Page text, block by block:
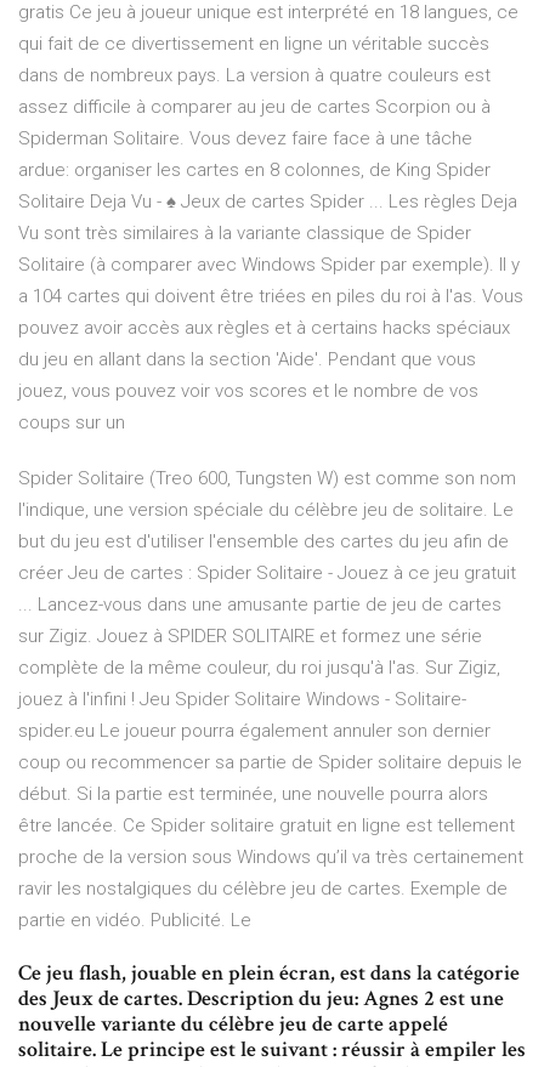
gratis Ce jeu à joueur unique est interprété en 18 langues, ce
qui fait de ce divertissement en ligne un véritable succès
dans de nombreux pays. La version à quatre couleurs est
assez difficile à comparer au jeu de cartes Scorpion ou à
Spiderman Solitaire. Vous devez faire face à une tâche
ardue: organiser les cartes en 8 colonnes, de King Spider
Solitaire Deja Vu - ♠️ Jeux de cartes Spider ... Les règles Deja
Vu sont très similaires à la variante classique de Spider
Solitaire (à comparer avec Windows Spider par exemple). Il y
a 104 cartes qui doivent être triées en piles du roi à l'as. Vous
pouvez avoir accès aux règles et à certains hacks spéciaux
du jeu en allant dans la section 'Aide'. Pendant que vous
jouez, vous pouvez voir vos scores et le nombre de vos
coups sur un
Spider Solitaire (Treo 600, Tungsten W) est comme son nom
l'indique, une version spéciale du célèbre jeu de solitaire. Le
but du jeu est d'utiliser l'ensemble des cartes du jeu afin de
créer Jeu de cartes : Spider Solitaire - Jouez à ce jeu gratuit
... Lancez-vous dans une amusante partie de jeu de cartes
sur Zigiz. Jouez à SPIDER SOLITAIRE et formez une série
complète de la même couleur, du roi jusqu'à l'as. Sur Zigiz,
jouez à l'infini ! Jeu Spider Solitaire Windows - Solitaire-
spider.eu Le joueur pourra également annuler son dernier
coup ou recommencer sa partie de Spider solitaire depuis le
début. Si la partie est terminée, une nouvelle pourra alors
être lancée. Ce Spider solitaire gratuit en ligne est tellement
proche de la version sous Windows qu’il va très certainement
ravir les nostalgiques du célèbre jeu de cartes. Exemple de
partie en vidéo. Publicité. Le
Ce jeu flash, jouable en plein écran, est dans la catégorie
des Jeux de cartes. Description du jeu: Agnes 2 est une
nouvelle variante du célèbre jeu de carte appelé
solitaire. Le principe est le suivant : réussir à empiler les